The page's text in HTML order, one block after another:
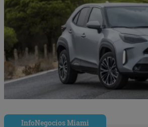
InfoNegocios Miami